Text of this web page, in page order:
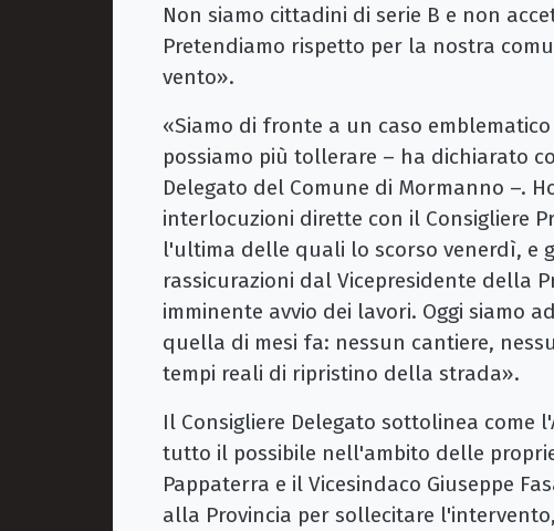
Non siamo cittadini di serie B e non
Pretendiamo rispetto per la nostra
vento».
«Siamo di fronte a un caso
possiamo più tollerare – ha dichiarato
Delegato del Comune di Mormanno –.
interlocuzioni dirette con il Consigliere
l'ultima delle quali lo scorso venerdì, e
rassicurazioni dal Vicepresidente della
imminente avvio dei lavori. Oggi siamo
quella di mesi fa: nessun cantiere,
tempi reali di ripristino della strada».
Il Consigliere Delegato sottolinea come
tutto il possibile nell'ambito delle
Pappaterra e il Vicesindaco Giuseppe
alla Provincia per sollecitare